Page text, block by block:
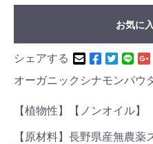
お気に
シェアする
オーガニックシナモンパウ
【植物性】【ノンオイル】
【原材料】長野県産無農